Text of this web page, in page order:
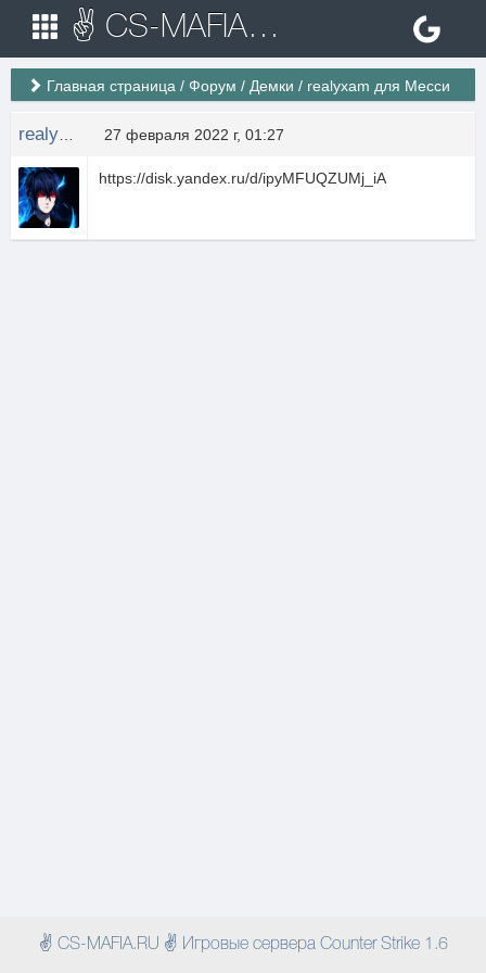
✌ CS-MAFIA.RU ✌ Игровые сервера Counter Strike 1.6
Главная страница / Форум / Демки / realyxam для Месси
27 февраля 2022 г, 01:27
https://disk.yandex.ru/d/ipyMFUQZUMj_iA
✌ CS-MAFIA.RU ✌ Игровые сервера Counter Strike 1.6